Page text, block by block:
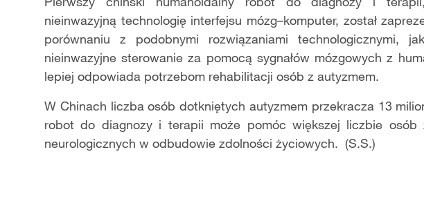
nieinwazyjną technologię interfejsu mózg–komputer, został
porównaniu z podobnymi rozwiązaniami technologicznymi,
nieinwazyjne sterowanie za pomocą sygnałów mózgowych z
lepiej odpowiada potrzebom rehabilitacji osób z autyzmem.
W Chinach liczba osób dotkniętych autyzmem przekracza 13
robot do diagnozy i terapii może pomóc większej liczbie osób
neurologicznych w odbudowie zdolności życiowych. (S.S.)